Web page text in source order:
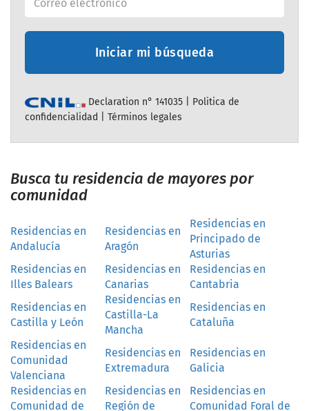
Iniciar mi búsqueda
Declaration n° 141035 | Politica de
confidencialidad
Términos legales
Busca tu residencia de mayores por
comunidad
Residencias en
Andalucía
Residencias en
Aragón
Residencias en
Principado de
Asturias
Residencias en
Illes Balears
Residencias en
Canarias
Residencias en
Cantabria
Residencias en
Castilla y León
Residencias en
Castilla-La
Mancha
Residencias en
Cataluña
Residencias en
Comunidad
Valenciana
Residencias en
Extremadura
Residencias en
Galicia
Residencias en
Comunidad de
Residencias en
Región de
Residencias en
Comunidad Foral de